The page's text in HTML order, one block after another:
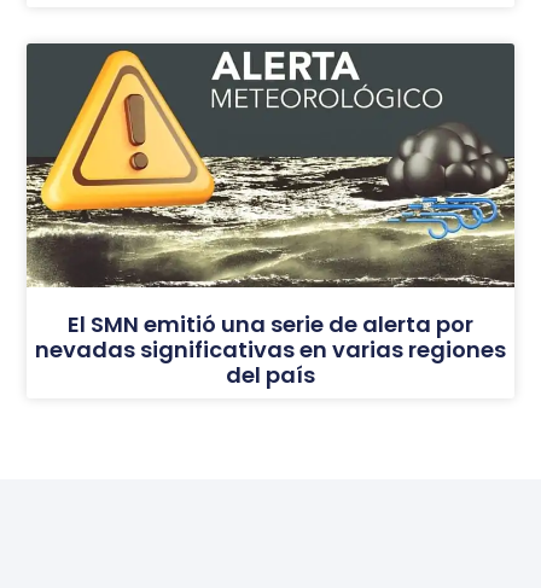
El SMN emitió una serie de alerta por
nevadas significativas en varias regiones
del país